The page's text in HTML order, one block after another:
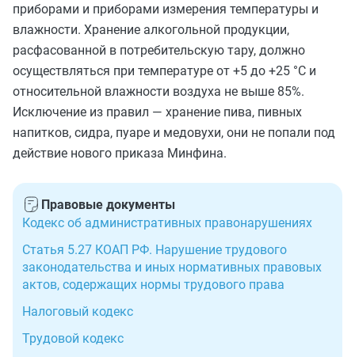
приборами и приборами измерения температуры и
влажности. Хранение алкогольной продукции,
расфасованной в потребительскую тару, должно
осуществляться при температуре от +5 до +25 °С и
относительной влажности воздуха не выше 85%.
Исключение из правил — хранение пива, пивных
напитков, сидра, пуаре и медовухи, они не попали под
действие нового приказа Минфина.
Правовые документы
Кодекс об административных правонарушениях
Статья 5.27 КОАП РФ. Нарушение трудового
законодательства и иных нормативных правовых
актов, содержащих нормы трудового права
Налоговый кодекс
Трудовой кодекс